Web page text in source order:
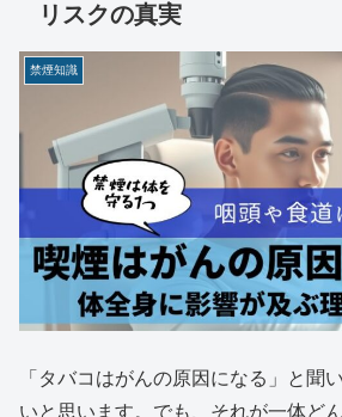
リスクの真実
禁煙知識
「タバコはがんの原因になる」と聞
いと思います。でも、それが一体ど